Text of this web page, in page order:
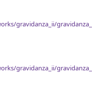
gravidanza_ii/
gravidanza_ii/